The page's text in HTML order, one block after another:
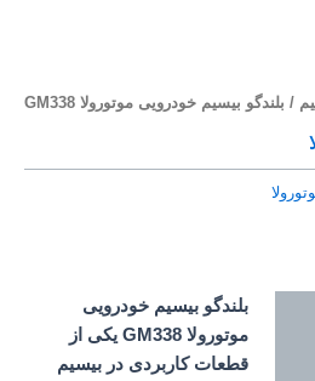
/ بلندگو بیسیم خودرویی موتورولا GM338
بلندگو بیسیم خودرویی
موتورولا GM338 یکی از
قطعات کاربردی در بیسیم